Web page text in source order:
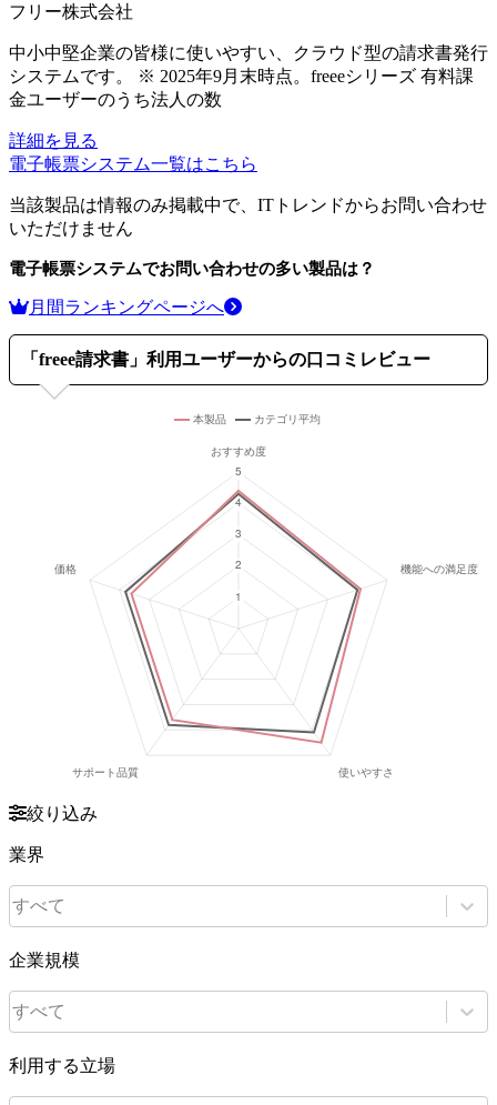
フリー株式会社
中小中堅企業の皆様に使いやすい、クラウド型の請求書発行
システムです。 ※ 2025年9月末時点。freeeシリーズ 有料課
金ユーザーのうち法人の数
詳細を見る
電子帳票システム一覧はこちら
当該製品は情報のみ掲載中で、ITトレンドからお問い合わせ
いただけません
電子帳票システムでお問い合わせの多い製品は？
月間ランキングページへ
「 freee請求書 」利用ユーザーからの口コミレビュー
絞り込み
業界
すべて
企業規模
すべて
利用する立場